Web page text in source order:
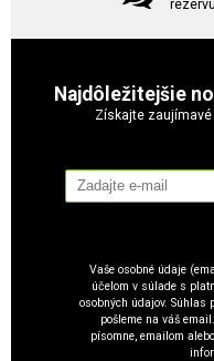
Najdôležitejšie
Získajte
Vaše osobné údaje
účelom v súlade s
osobných údajov.
pošleme na váš
písomne, emailom